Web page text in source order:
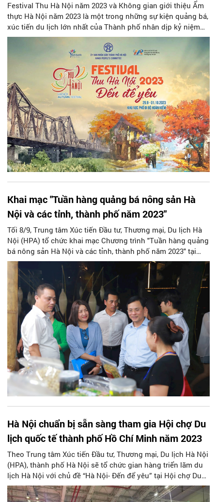
Festival Thu Hà Nội năm 2023 và Không gian giới thiệu Ẩm
thực Hà Nội năm 2023 là một trong những sự kiện quảng bá,
xúc tiến du lịch lớn nhất của Thành phố nhân dịp kỷ niệm
Ngày Giải phóng Thủ đô (10/10/1954-10/10/2023) với nhiều
hoạt động trải nghiệm thú vị và các màn trình diễn quy mô
về mùa thu Hà Nội, về con người, văn hoá và ẩm thực xứ
Khai mạc "Tuần hàng quảng bá nông sản Hà
Nội và các tỉnh, thành phố năm 2023"
Tối 8/9, Trung tâm Xúc tiến Đầu tư, Thương mại, Du lịch Hà
Nội (HPA) tổ chức khai mạc Chương trình "Tuần hàng quảng
bá nông sản Hà Nội và các tỉnh, thành phố năm 2023" tại
phố đi bộ Hồ Gươm, Hà Nội.
Hà Nội chuẩn bị sẵn sàng tham gia Hội chợ Du
lịch quốc tế thành phố Hồ Chí Minh năm 2023
Theo Trung tâm Xúc tiến Đầu tư, Thương mại, Du lịch Hà Nội
(HPA), thành phố Hà Nội sẽ tổ chức gian hàng triển lãm du
lịch Hà Nội với chủ đề “Hà Nội- Đến để yêu” tại Hội chợ Du
lịch quốc tế thành phố Hồ Chí Minh (TPHCM) năm 2023 (ITE
HCMC 2023).